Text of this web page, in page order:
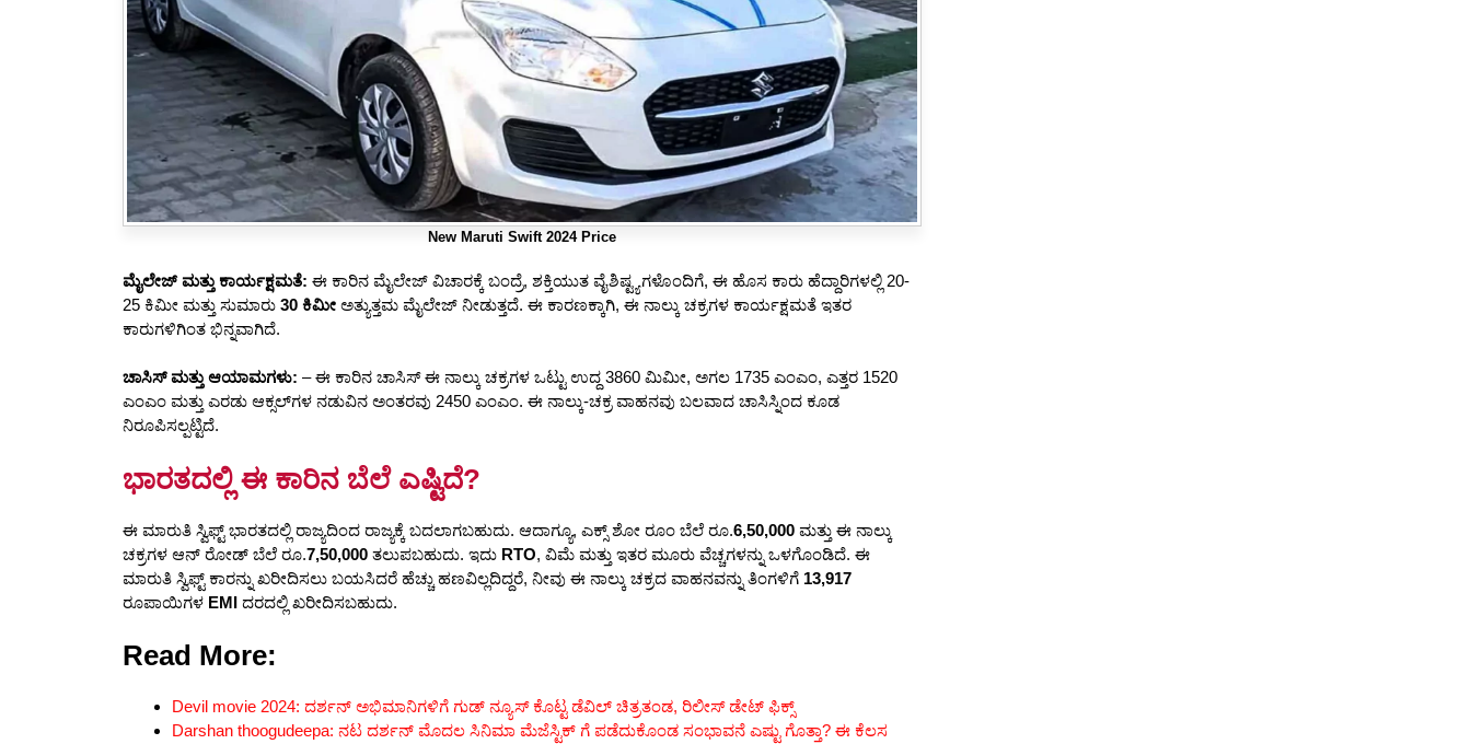
New Maruti Swift 2024 Price
ಮೈಲೇಜ್ ಮತ್ತು ಕಾರ್ಯಕ್ಷಮತೆ: ಈ ಕಾರಿನ ಮೈಲೇಜ್ ವಿಚಾರಕ್ಕೆ ಬಂದ್ರೆ, ಶಕ್ತಿಯುತ ವೈಶಿಷ್ಟ್ಯಗಳೊಂದಿಗೆ, ಈ ಹೊಸ ಕಾರು ಹೆದ್ದಾರಿಗಳಲ್ಲಿ 20-
25 ಕಿಮೀ ಮತ್ತು ಸುಮಾರು 30 ಕಿಮೀ ಅತ್ಯುತ್ತಮ ಮೈಲೇಜ್ ನೀಡುತ್ತದೆ. ಈ ಕಾರಣಕ್ಕಾಗಿ, ಈ ನಾಲ್ಕು ಚಕ್ರಗಳ ಕಾರ್ಯಕ್ಷಮತೆ ಇತರ
ಕಾರುಗಳಿಗಿಂತ ಭಿನ್ನವಾಗಿದೆ.
ಚಾಸಿಸ್ ಮತ್ತು ಆಯಾಮಗಳು: – ಈ ಕಾರಿನ ಚಾಸಿಸ್ ಈ ನಾಲ್ಕು ಚಕ್ರಗಳ ಒಟ್ಟು ಉದ್ದ 3860 ಮಿಮೀ, ಅಗಲ 1735 ಎಂಎಂ, ಎತ್ತರ 1520
ಎಂಎಂ ಮತ್ತು ಎರಡು ಆಕ್ಸಲ್‌ಗಳ ನಡುವಿನ ಅಂತರವು 2450 ಎಂಎಂ. ಈ ನಾಲ್ಕು-ಚಕ್ರ ವಾಹನವು ಬಲವಾದ ಚಾಸಿಸ್ನಿಂದ ಕೂಡ
ನಿರೂಪಿಸಲ್ಪಟ್ಟಿದೆ.
ಭಾರತದಲ್ಲಿ ಈ ಕಾರಿನ ಬೆಲೆ ಎಷ್ಟಿದೆ?
ಈ ಮಾರುತಿ ಸ್ವಿಫ್ಟ್ ಭಾರತದಲ್ಲಿ ರಾಜ್ಯದಿಂದ ರಾಜ್ಯಕ್ಕೆ ಬದಲಾಗಬಹುದು. ಆದಾಗ್ಯೂ, ಎಕ್ಸ್ ಶೋ ರೂಂ ಬೆಲೆ ರೂ.6,50,000 ಮತ್ತು ಈ ನಾಲ್ಕು
ಚಕ್ರಗಳ ಆನ್ ರೋಡ್ ಬೆಲೆ ರೂ.7,50,000 ತಲುಪಬಹುದು. ಇದು RTO, ವಿಮೆ ಮತ್ತು ಇತರ ಮೂರು ವೆಚ್ಚಗಳನ್ನು ಒಳಗೊಂಡಿದೆ. ಈ
ಮಾರುತಿ ಸ್ವಿಫ್ಟ್ ಕಾರನ್ನು ಖರೀದಿಸಲು ಬಯಸಿದರೆ ಹೆಚ್ಚು ಹಣವಿಲ್ಲದಿದ್ದರೆ, ನೀವು ಈ ನಾಲ್ಕು ಚಕ್ರದ ವಾಹನವನ್ನು ತಿಂಗಳಿಗೆ 13,917
ರೂಪಾಯಿಗಳ EMI ದರದಲ್ಲಿ ಖರೀದಿಸಬಹುದು.
Read More:
Devil movie 2024: ದರ್ಶನ್ ಅಭಿಮಾನಿಗಳಿಗೆ ಗುಡ್ ನ್ಯೂಸ್ ಕೊಟ್ಟ ಡೆವಿಲ್ ಚಿತ್ರತಂಡ, ರಿಲೀಸ್ ಡೇಟ್ ಫಿಕ್ಸ್
Darshan thoogudeepa: ನಟ ದರ್ಶನ್ ಮೊದಲ ಸಿನಿಮಾ ಮೆಜೆಸ್ಟಿಕ್ ಗೆ ಪಡೆದುಕೊಂಡ ಸಂಭಾವನೆ ಎಷ್ಟು ಗೊತ್ತಾ? ಈ ಕೆಲಸ